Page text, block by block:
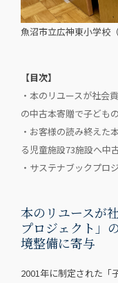
魚沼市立広神東小学校
【目次】
・本のリユースが社会
の中古本寄贈で子ども
・お客様の読み終えた
る児童施設73施設へ中
・サステナブックプロ
本のリユースが
プロジェクト」
境整備に寄与
2001年に制定された「